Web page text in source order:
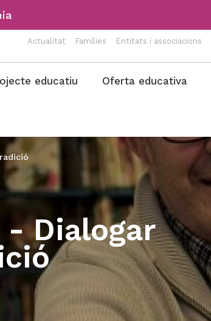
Actualitat Famílies Entitats i associacions
educatiu Oferta educativa
- Dialogar